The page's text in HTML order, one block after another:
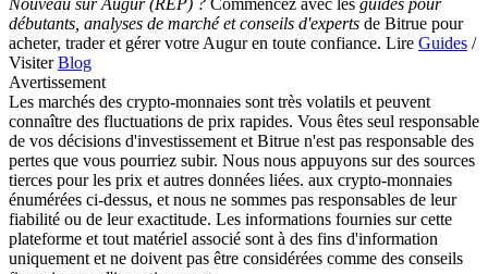
Nouveau sur Augur (REP) ? Commencez avec les guides pour
débutants, analyses de marché et conseils d'experts de Bitrue pour
acheter, trader et gérer votre Augur en toute confiance. Lire Guides /
VisiterBlog
Avertissement
Les marchés des crypto-monnaies sont très volatils et peuvent
connaître des fluctuations de prix rapides. Vous êtes seul responsable
de vos décisions d'investissement et Bitrue n'est pas responsable des
pertes que vous pourriez subir. Nous nous appuyons sur des sources
tierces pour les prix et autres données liées. aux crypto-monnaies
énumérées ci-dessus, et nous ne sommes pas responsables de leur
fiabilité ou de leur exactitude. Les informations fournies sur cette
plateforme et tout matériel associé sont à des fins d'information
uniquement et ne doivent pas être considérées comme des conseils